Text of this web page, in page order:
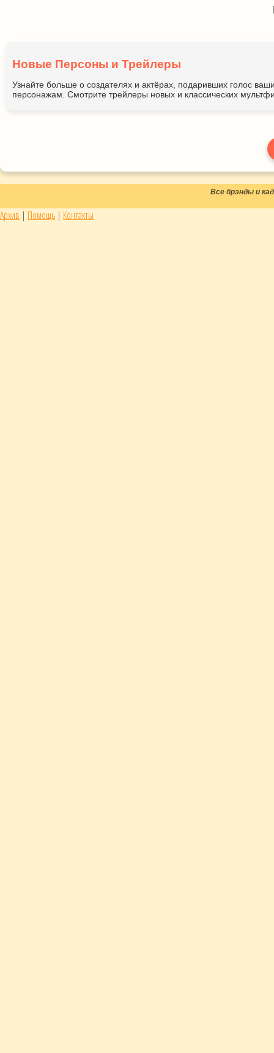
Новые Персоны и Трейлеры
Узнайте больше о создателях и актёрах, подаривших голос
персонажам. Смотрите трейлеры новых и классических
Все брэнды и
Архив | Помощь | Контакты